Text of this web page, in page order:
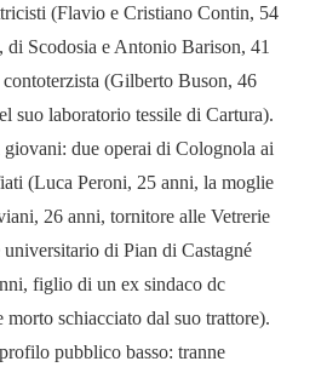
(Flavio e Cristiano Contin, 54
di Scodosia e Antonio Barison, 41
(Gilberto Buson, 46
suo laboratorio tessile di Cartura).
due operai di Colognola ai
(Luca Peroni, 25 anni, la moglie
26 anni, tornitore alle Vetrerie
di Pian di Castagné
figlio di un ex sindaco dc
morto schiacciato dal suo trattore).
pubblico basso: tranne